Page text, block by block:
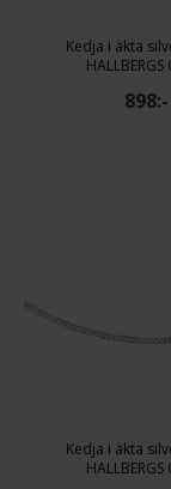
Kedja i äkta
HALLBERGS
898:-
Kedja i äkta
HALLBERGS